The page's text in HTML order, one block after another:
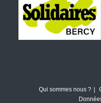
Qui sommes nous ?